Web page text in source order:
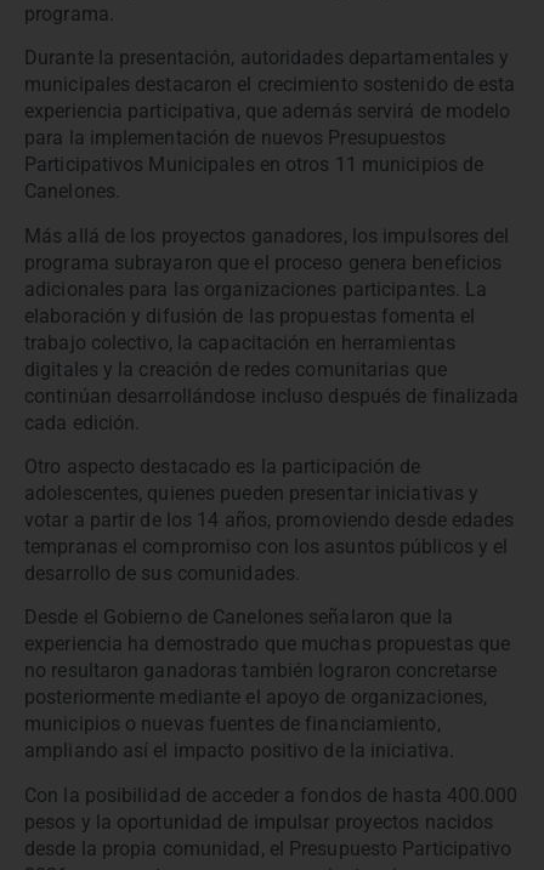
programa.
Durante la presentación, autoridades departamentales y
municipales destacaron el crecimiento sostenido de esta
experiencia participativa, que además servirá de modelo
para la implementación de nuevos Presupuestos
Participativos Municipales en otros 11 municipios de
Canelones.
Más allá de los proyectos ganadores, los impulsores del
programa subrayaron que el proceso genera beneficios
adicionales para las organizaciones participantes. La
elaboración y difusión de las propuestas fomenta el
trabajo colectivo, la capacitación en herramientas
digitales y la creación de redes comunitarias que
continúan desarrollándose incluso después de finalizada
cada edición.
Otro aspecto destacado es la participación de
adolescentes, quienes pueden presentar iniciativas y
votar a partir de los 14 años, promoviendo desde edades
tempranas el compromiso con los asuntos públicos y el
desarrollo de sus comunidades.
Desde el Gobierno de Canelones señalaron que la
experiencia ha demostrado que muchas propuestas que
no resultaron ganadoras también lograron concretarse
posteriormente mediante el apoyo de organizaciones,
municipios o nuevas fuentes de financiamiento,
ampliando así el impacto positivo de la iniciativa.
Con la posibilidad de acceder a fondos de hasta 400.000
pesos y la oportunidad de impulsar proyectos nacidos
desde la propia comunidad, el Presupuesto Participativo